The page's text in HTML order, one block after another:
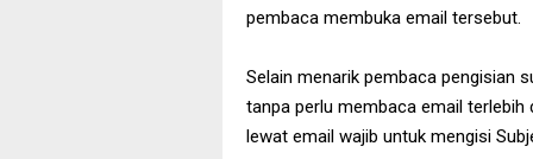
pembaca membuka email tersebut.
Selain menarik pembaca pengisian
tanpa perlu membaca email terlebih
lewat email wajib untuk mengisi